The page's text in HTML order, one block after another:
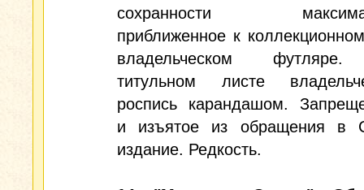
сохранности
приближенное к
владельческом
титульном листе
роспись карандашом.
и изъятое из обращения в
издание. Редкость.